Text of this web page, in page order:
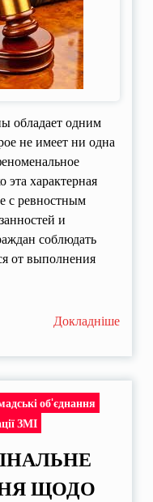
обладает одним
не имеет ни одна
эта характерная
с ревностным
и
соблюдать
от выполнения
Докладніше
об'єднання
ЗМІ
ЩОДО